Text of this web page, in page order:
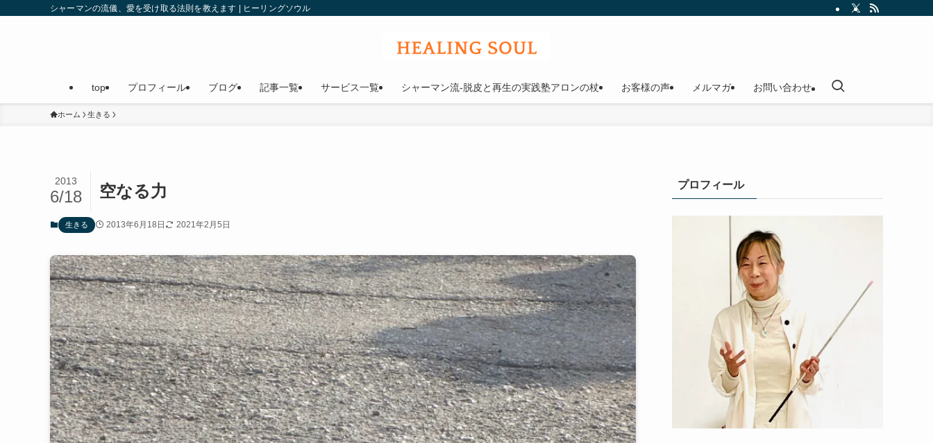
シャーマンの流儀、愛を受け取る法則を教えます | ヒーリングソウル
top プロフィール ブログ 記事一覧 サービス一覧 シャーマン流-脱皮と再生の実践塾アロンの杖 お客様の声 メルマガ お問い合わせ
ホーム 生きる
空なる力
2013
6/18
生きる 2013年6月18日 2021年2月5日
プロフィール